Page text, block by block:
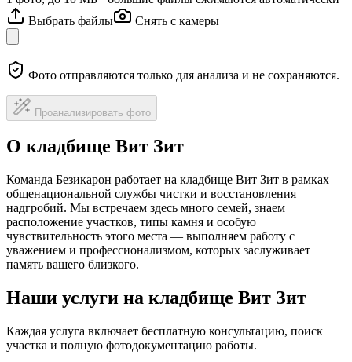
Выбрать файлы
Снять с камеры
Фото отправляются только для анализа и не сохраняются.
Проанализировать фото
О кладбище Вит Зит
Команда Безикарон работает на кладбище Вит Зит в рамках
общенациональной службы чистки и восстановления
надгробий. Мы встречаем здесь много семей, знаем
расположение участков, типы камня и особую
чувствительность этого места — выполняем работу с
уважением и профессионализмом, которых заслуживает
память вашего близкого.
Наши услуги на кладбище Вит Зит
Каждая услуга включает бесплатную консультацию, поиск
участка и полную фотодокументацию работы.